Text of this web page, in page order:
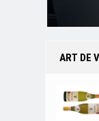
ART DE